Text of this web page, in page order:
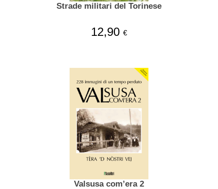
Strade militari del Torinese
12,90 €
Valsusa com’era 2